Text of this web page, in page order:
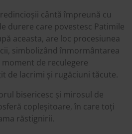
cântă împreună cu
durere care povestesc Patimile
aceasta, are loc procesiunea
simbolizând înmormântarea
de reculegere
de lacrimi și rugăciuni tăcute.
bisericesc și mirosul de
copleșitoare, în care toți
răstignirii.